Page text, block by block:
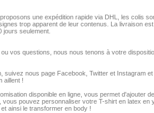
une expédition rapide via DHL, les colis
trop apparent de leur contenus. La livraison
jours seulement.
vos questions, nous nous tenons à votre
suivez nous page Facebook, Twitter et Instagram et
aillent !
disponible en ligne, vous permet d'ajouter
pouvez personnaliser votre T-shirt en latex en
ainsi le transformer en body !